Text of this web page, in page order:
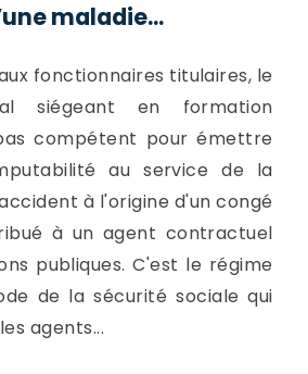
maladie...
fonctionnaires titulaires, le
siégeant en formation
compétent pour émettre
au service de la
à l'origine d'un congé
à un agent contractuel
publiques. C'est le régime
de la sécurité sociale qui
agents...